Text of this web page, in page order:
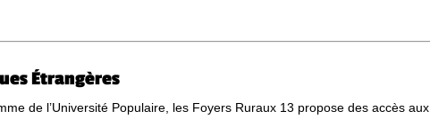
Étrangères
de l’Université Populaire, les Foyers Ruraux 13 propose des accès aux